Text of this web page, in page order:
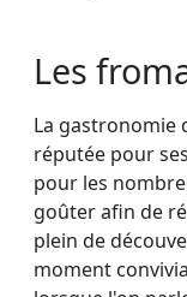
Les
La gastronomie
réputée pour
pour les
goûter afin de
plein de
moment